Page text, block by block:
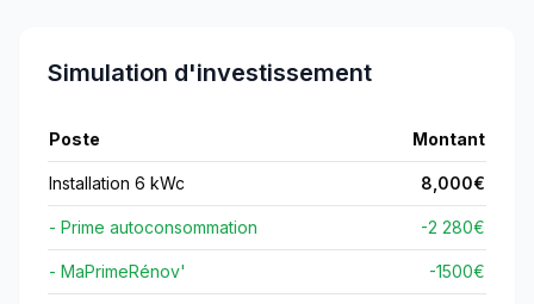
Simulation d'investissement
Poste Montant
Installation 6 kWc 8,000€
- Prime autoconsommation -2 280€
- MaPrimeRénov' -1500€